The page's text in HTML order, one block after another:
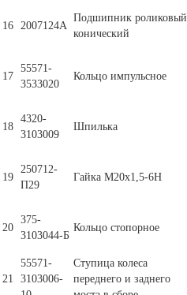
16 2007124А
Подшипник роликовый
конический
17
55571-
3533020
Кольцо импульсное
18
4320-
3103009
Шпилька
19
250712-
П29
Гайка М20х1,5-6Н
20
375-
3103044-Б
Кольцо стопорное
21
55571-
3103006-
Ступица колеса
переднего и заднего